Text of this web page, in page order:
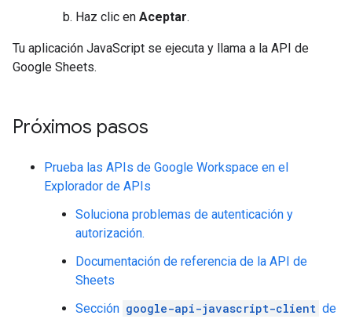
Haz clic en Aceptar.
Tu aplicación JavaScript se ejecuta y llama a la API de
Google Sheets.
Próximos pasos
Prueba las APIs de Google Workspace en el
Explorador de APIs
Soluciona problemas de autenticación y
autorización.
Documentación de referencia de la API de
Sheets
Sección google-api-javascript-client de